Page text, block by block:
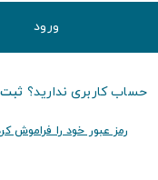
ورود
حساب کاربری ندارید؟
رمز عبور خود را فراموش